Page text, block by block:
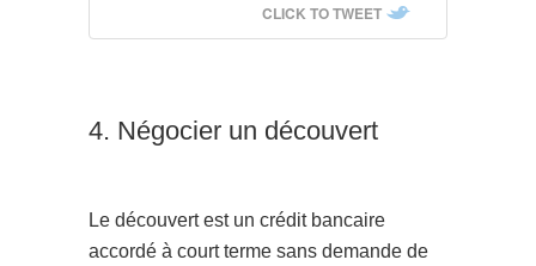
CLICK TO TWEET
4. Négocier un découvert
Le découvert est un crédit bancaire
accordé à court terme sans demande de